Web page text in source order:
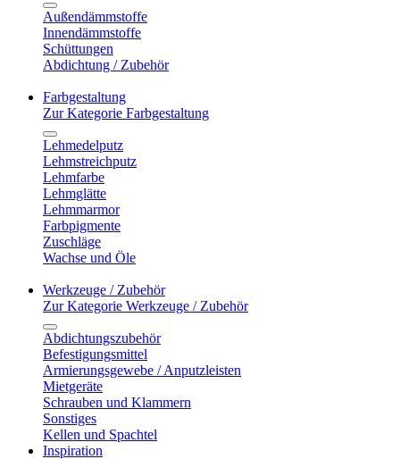
Außendämmstoffe
Innendämmstoffe
Schüttungen
Abdichtung / Zubehör
Farbgestaltung
Zur Kategorie Farbgestaltung
Lehmedelputz
Lehmstreichputz
Lehmfarbe
Lehmglätte
Lehmmarmor
Farbpigmente
Zuschläge
Wachse und Öle
Werkzeuge / Zubehör
Zur Kategorie Werkzeuge / Zubehör
Abdichtungszubehör
Befestigungsmittel
Armierungsgewebe / Anputzleisten
Mietgeräte
Schrauben und Klammern
Sonstiges
Kellen und Spachtel
Inspiration